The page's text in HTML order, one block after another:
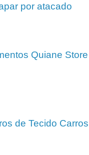
por atacado
Quiane Store
de Tecido Carros